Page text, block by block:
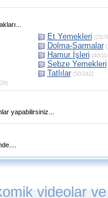
Et Yemekleri (25/
Dolma-Sarmalar
Hamur İşleri (40/
Sebze Yemekleri
Tatlılar(50/242)
yapabilirsiniz...
videolar